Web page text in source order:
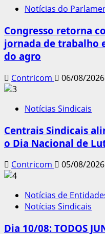
Notícias do
Congresso retorna
jornada de trabalho
do agro
Contricom 06/08/2026
Notícias Sindicais
Centrais Sindicais
o Dia Nacional de
Contricom 05/08/2026
Notícias de
Notícias Sindicais
Dia 10/08: TODOS